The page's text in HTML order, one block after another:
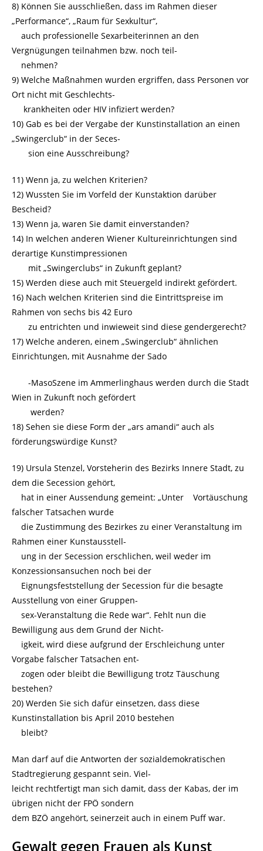
8) Können Sie ausschließen, dass im Rahmen dieser
„Performance“, „Raum für Sexkultur“,
auch professionelle Sexarbeiterinnen an den
Vergnügungen teilnahmen bzw. noch teil-
nehmen?
9) Welche Maßnahmen wurden ergriffen, dass Personen vor
Ort nicht mit Geschlechts-
krankheiten oder HIV infiziert werden?
10) Gab es bei der Vergabe der Kunstinstallation an einen
„Swingerclub“ in der Seces-
sion eine Ausschreibung?
11) Wenn ja, zu welchen Kriterien?
12) Wussten Sie im Vorfeld der Kunstaktion darüber
Bescheid?
13) Wenn ja, waren Sie damit einverstanden?
14) In welchen anderen Wiener Kultureinrichtungen sind
derartige Kunstimpressionen
mit „Swingerclubs“ in Zukunft geplant?
15) Werden diese auch mit Steuergeld indirekt gefördert.
16) Nach welchen Kriterien sind die Eintrittspreise im
Rahmen von sechs bis 42 Euro
zu entrichten und inwieweit sind diese gendergerecht?
17) Welche anderen, einem „Swingerclub“ ähnlichen
Einrichtungen, mit Ausnahme der Sado
-MasoSzene im Ammerlinghaus werden durch die Stadt
Wien in Zukunft noch gefördert
werden?
18) Sehen sie diese Form der „ars amandi“ auch als
förderungswürdige Kunst?
19) Ursula Stenzel, Vorsteherin des Bezirks Innere Stadt, zu
dem die Secession gehört,
hat in einer Aussendung gemeint: „Unter Vortäuschung
falscher Tatsachen wurde
die Zustimmung des Bezirkes zu einer Veranstaltung im
Rahmen einer Kunstausstell-
ung in der Secession erschlichen, weil weder im
Konzessionsansuchen noch bei der
Eignungsfeststellung der Secession für die besagte
Ausstellung von einer Gruppen-
sex-Veranstaltung die Rede war“. Fehlt nun die
Bewilligung aus dem Grund der Nicht-
igkeit, wird diese aufgrund der Erschleichung unter
Vorgabe falscher Tatsachen ent-
zogen oder bleibt die Bewilligung trotz Täuschung
bestehen?
20) Werden Sie sich dafür einsetzen, dass diese
Kunstinstallation bis April 2010 bestehen
bleibt?
Man darf auf die Antworten der sozialdemokratischen
Stadtregierung gespannt sein. Viel-
leicht rechtfertigt man sich damit, dass der Kabas, der im
übrigen nicht der FPÖ sondern
dem BZÖ angehört, seinerzeit auch in einem Puff war.
Gewalt gegen Frauen als Kunst